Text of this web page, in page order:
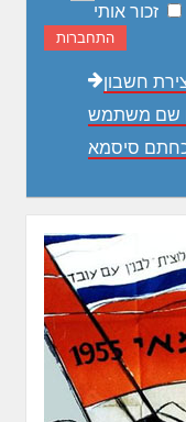
זכור אותי
התחברות
חשבון